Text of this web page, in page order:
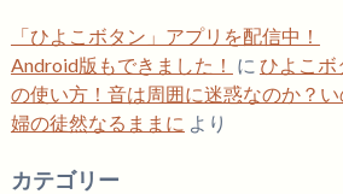
「ひよこボタン」アプリを配信中！
Android版もできました！ に ひよこボ
の使い方！音は周囲に迷惑なのか？
婦の徒然なるままに より
カテゴリー